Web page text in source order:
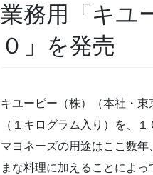
業務用「キユ
０」を発売
キユーピー（株）（本社・東
（１キログラム入り）を、
マヨネーズの用途はここ数
まな料理に加えることによ